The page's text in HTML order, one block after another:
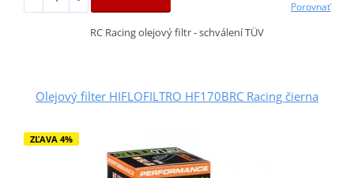
Porovnať
RC Racing olejový filtr - schválení TÜV
Olejový filter HIFLOFILTRO HF170BRC Racing čierna
ZĽAVA 4%